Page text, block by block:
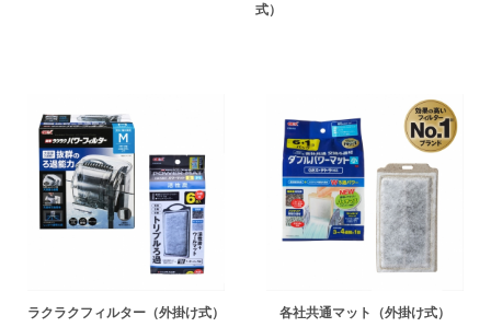
式）
ラクラクフィルター（外掛け式） 各社共通マット（外掛け式）